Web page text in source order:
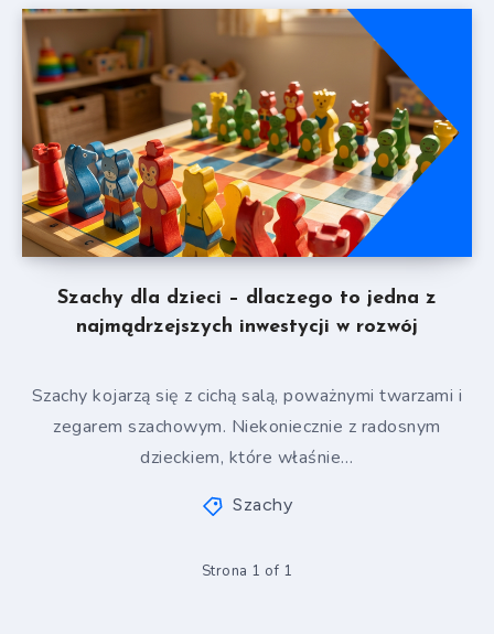
Szachy dla dzieci – dlaczego to jedna z
najmądrzejszych inwestycji w rozwój
Szachy kojarzą się z cichą salą, poważnymi twarzami i
zegarem szachowym. Niekoniecznie z radosnym
dzieckiem, które właśnie…
Szachy
Strona 1 of 1